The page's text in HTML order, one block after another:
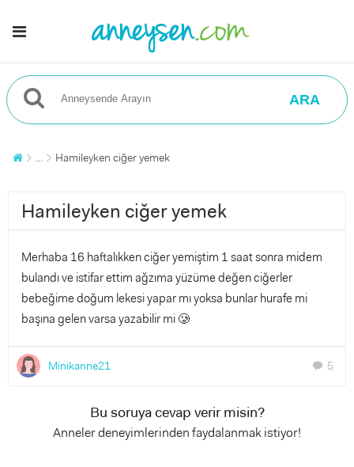
ARA
... Hamileyken ciğer yemek
Hamileyken ciğer yemek
Merhaba 16 haftalıkken ciğer yemiştim 1 saat sonra midem
bulandı ve istifar ettim ağzıma yüzüme değen ciğerler
bebeğime doğum lekesi yapar mı yoksa bunlar hurafe mi
başına gelen varsa yazabilir mi 🥲
Minikanne21 chat 5
Bu soruya cevap verir misin?
Anneler deneyimlerinden faydalanmak istiyor!